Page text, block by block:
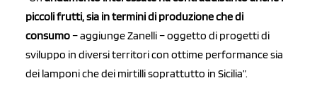
piccoli frutti, sia in termini di produzione che di
consumo– aggiunge Zanelli – oggetto di progetti di
sviluppo in diversi territori con ottime performance sia
dei lamponi che dei mirtilli soprattutto in Sicilia”.